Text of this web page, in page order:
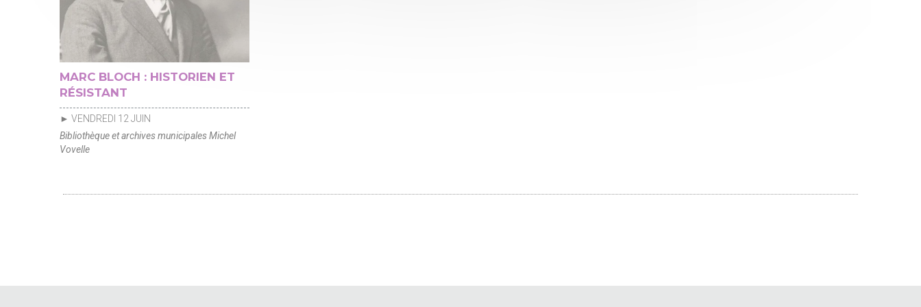
MARC BLOCH : HISTORIEN ET
RÉSISTANT
► VENDREDI 12 JUIN
Bibliothèque et archives municipales Michel
Vovelle